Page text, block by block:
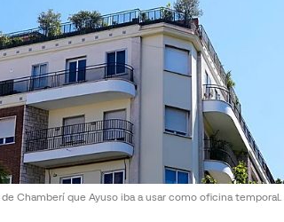
Chamberí que Ayuso iba a usar como oficina temporal.